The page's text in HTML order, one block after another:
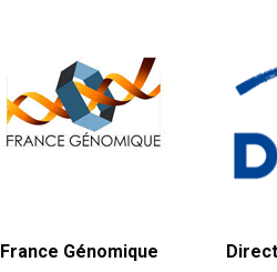
France Génomique